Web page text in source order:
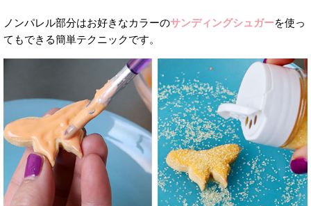
ノンパレル部分はお好きなカラーのサンディングシュガーを使っ
てもできる簡単テクニックです。